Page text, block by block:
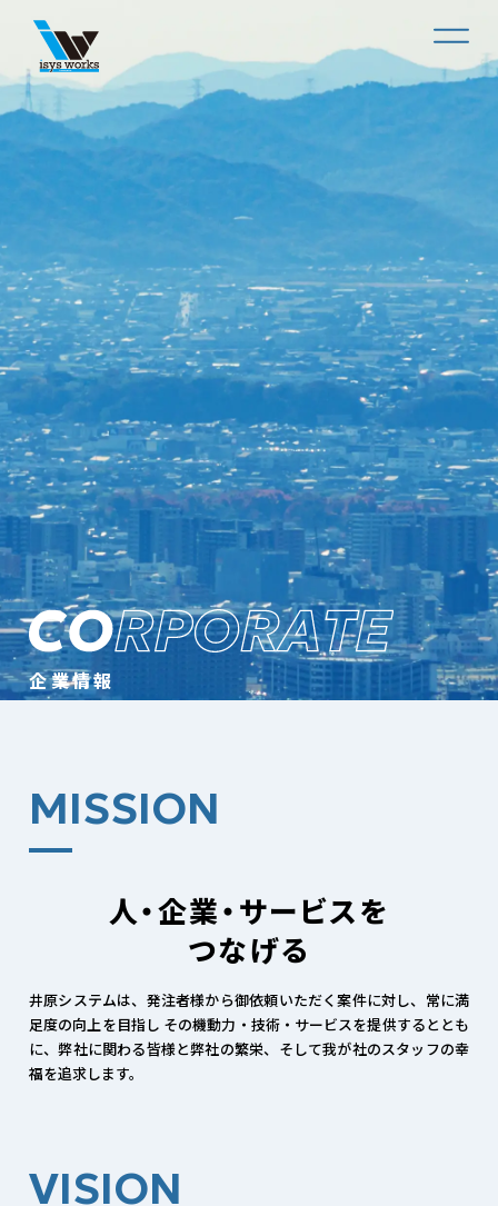
企業情報
MISSION
人・企業・サービスを
つなげる
井原システムは、発注者様から御依頼いただく案件に対し、常に満
足度の向上を目指し その機動力・技術・サービスを提供するととも
に、弊社に関わる皆様と弊社の繁栄、そして我が社のスタッフの幸
福を追求します。
VISION